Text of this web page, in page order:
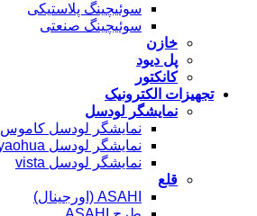
سوئیچینگ پلاستیکی
سوئیچینگ صنعتی
خازن
پل دیود
کانکتور
تجهیزات الکترونیک
نمایشگر لودسل
نمایشگر لودسل کاموس
نمایشگر لودسل yaohua
نمایشگر لودسل vista
قلع
ASAHI (اورجینال)